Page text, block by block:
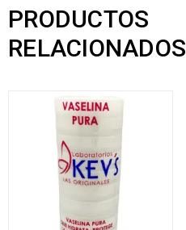
PRODUCTOS
RELACIONADOS